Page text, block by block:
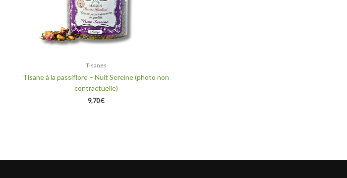
Tisanes
Tisane à la passiflore – Nuit Sereine (photo non
contractuelle)
9,70€